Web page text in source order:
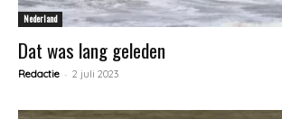
Nederland
Dat was lang geleden
Redactie - 2 juli 2023